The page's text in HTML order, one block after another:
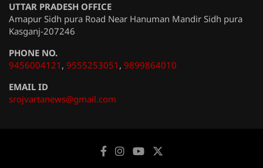
UTTAR PRADESH OFFICE
Amapur Sidh pura Road Near Hanuman Mandir Sidh pura
Kasganj-207246
PHONE NO.
9456004121 , 9555253051 , 9899864010
EMAIL ID
srojvartanews@gmail.com